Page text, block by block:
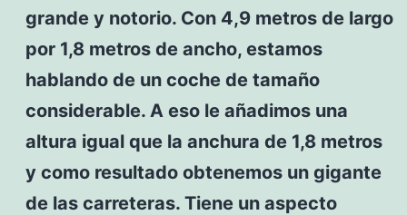
grande y notorio. Con 4,9 metros de largo
por 1,8 metros de ancho, estamos
hablando de un coche de tamaño
considerable. A eso le añadimos una
altura igual que la anchura de 1,8 metros
y como resultado obtenemos un gigante
de las carreteras. Tiene un aspecto